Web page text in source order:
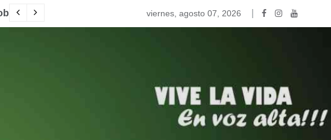
Hoy nos visitó Valentina Fontanessi, de la promo 2020, para
viernes, agosto 07, 2026